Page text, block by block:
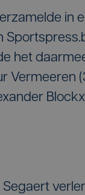
in
het
Vermeeren
Segaert